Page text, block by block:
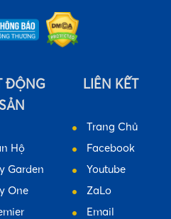
ĐỘNG
Hộ
Garden
One
LIÊN KẾT
Trang Chủ
Facebook
Youtube
ZaLo
Email